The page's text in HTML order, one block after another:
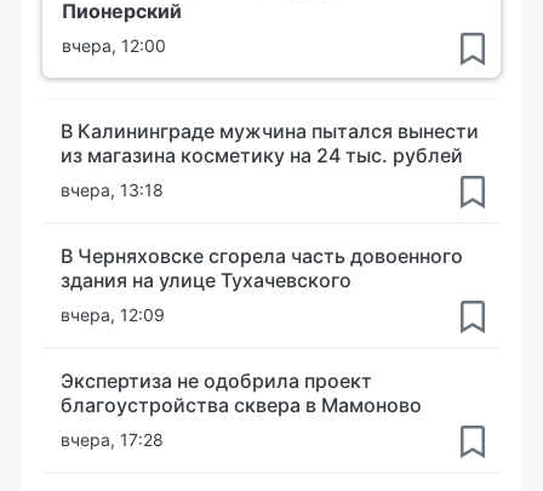
Пионерский
вчера, 12:00
В Калининграде мужчина пытался вынести
из магазина косметику на 24 тыс. рублей
вчера, 13:18
В Черняховске сгорела часть довоенного
здания на улице Тухачевского
вчера, 12:09
Экспертиза не одобрила проект
благоустройства сквера в Мамоново
вчера, 17:28